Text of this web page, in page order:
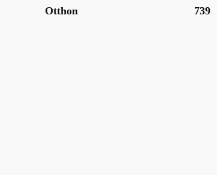
Otthon
739